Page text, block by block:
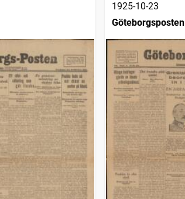
1925-10-23
Göteborgsposten